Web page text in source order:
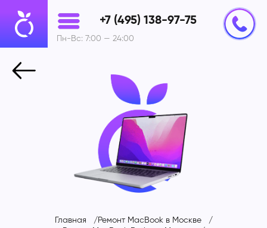
+7 (495) 138-97-75
Пн-Вс: 7:00 — 24:00
Главная
Ремонт MacBook в Москве